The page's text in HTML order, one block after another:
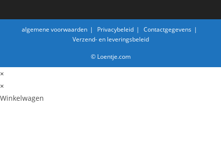
algemene voorwaarden Privacybeleid
Contactgegevens
Verzend- en leveringsbeleid
© Loentje.com
×
×
Winkelwagen